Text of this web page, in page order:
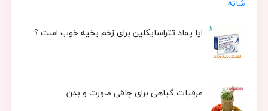
ایا پماد تتراسایکلین برای زخم بخیه خوب است ؟
عرقیات گیاهی برای چاقی صورت و بدن